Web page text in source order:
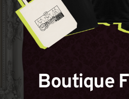
Boutique